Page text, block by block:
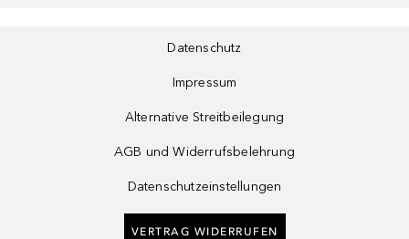
Datenschutz
Impressum
Alternative Streitbeilegung
AGB und Widerrufsbelehrung
Datenschutzeinstellungen
VERTRAG WIDERRUFEN